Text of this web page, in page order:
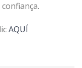
AQUÍ